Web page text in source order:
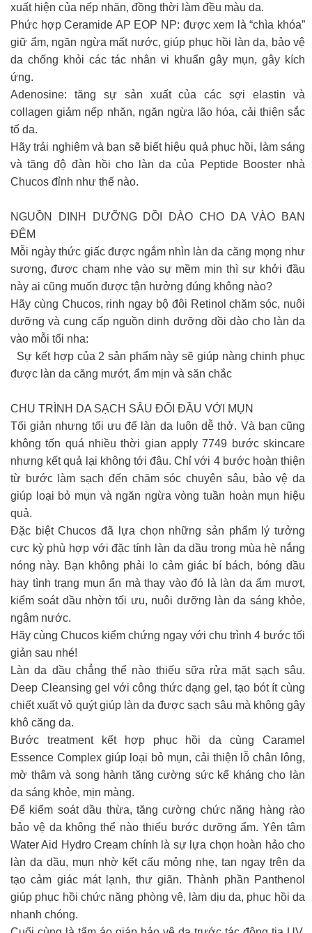
xuất hiện của nếp nhăn, đồng thời làm đều màu da.
Phức hợp Ceramide AP EOP NP: được xem là “chìa khóa”
giữ ẩm, ngăn ngừa mất nước, giúp phục hồi làn da, bảo vệ
da chống khỏi các tác nhân vi khuẩn gây mụn, gây kích
ứng.
Adenosine: tăng sự sản xuất của các sợi elastin và
collagen giảm nếp nhăn, ngăn ngừa lão hóa, cải thiện sắc
tố da.
Hãy trải nghiệm và bạn sẽ biết hiệu quả phục hồi, làm sáng
và tăng độ đàn hồi cho làn da của Peptide Booster nhà
Chucos đỉnh như thế nào.
NGUỒN DINH DƯỠNG DỒI DÀO CHO DA VÀO BAN
ĐÊM
Mỗi ngày thức giấc được ngắm nhìn làn da căng mọng như
sương, được chạm nhẹ vào sự mềm mịn thì sự khởi đầu
này ai cũng muốn được tận hưởng đúng không nào?
Hãy cùng Chucos, rinh ngay bộ đôi Retinol chăm sóc, nuôi
dưỡng và cung cấp nguồn dinh dưỡng dồi dào cho làn da
vào mỗi tối nha:
Sự kết hợp của 2 sản phẩm này sẽ giúp nàng chinh phục
được làn da căng mướt, ẩm mịn và săn chắc
CHU TRÌNH DA SẠCH SÂU ĐỐI ĐẦU VỚI MỤN
Tối giản nhưng tối ưu để làn da luôn dễ thở. Và bạn cũng
không tốn quá nhiều thời gian apply 7749 bước skincare
nhưng kết quả lại không tới đâu. Chỉ với 4 bước hoàn thiện
từ bước làm sạch đến chăm sóc chuyên sâu, bảo vệ da
giúp loại bỏ mụn và ngăn ngừa vòng tuần hoàn mụn hiệu
quả.
Đặc biệt Chucos đã lựa chọn những sản phẩm lý tưởng
cực kỳ phù hợp với đặc tính làn da dầu trong mùa hè nắng
nóng này. Bạn không phải lo cảm giác bí bách, bóng dầu
hay tình trạng mụn ẩn mà thay vào đó là làn da ẩm mượt,
kiểm soát dầu nhờn tối ưu, nuôi dưỡng làn da sáng khỏe,
ngậm nước.
Hãy cùng Chucos kiểm chứng ngay với chu trình 4 bước tối
giản sau nhé!
Làn da dầu chẳng thể nào thiếu sữa rửa mặt sạch sâu.
Deep Cleansing gel với công thức dạng gel, tạo bót ít cùng
chiết xuất vỏ quýt giúp làn da được sạch sâu mà không gây
khô căng da.
Bước treatment kết hợp phục hồi da cùng Caramel
Essence Complex giúp loại bỏ mụn, cải thiện lỗ chân lông,
mờ thâm và song hành tăng cường sức kể kháng cho làn
da sáng khỏe, mịn màng.
Để kiểm soát dầu thừa, tăng cường chức năng hàng rào
bảo vệ da không thể nào thiếu bước dưỡng ẩm. Yên tâm
Water Aid Hydro Cream chính là sự lựa chọn hoàn hảo cho
làn da dầu, mụn nhờ kết cấu mỏng nhẹ, tan ngay trên da
tạo cảm giác mát lạnh, thư giãn. Thành phần Panthenol
giúp phục hồi chức năng phòng vệ, làm dịu da, phục hồi da
nhanh chóng.